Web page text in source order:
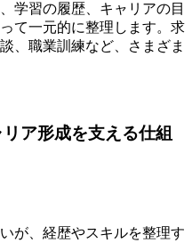
学習の履歴、キャリアの目
て一元的に整理します。求
、職業訓練など、さまざま
ア形成を支える仕組
が、経歴やスキルを整理す